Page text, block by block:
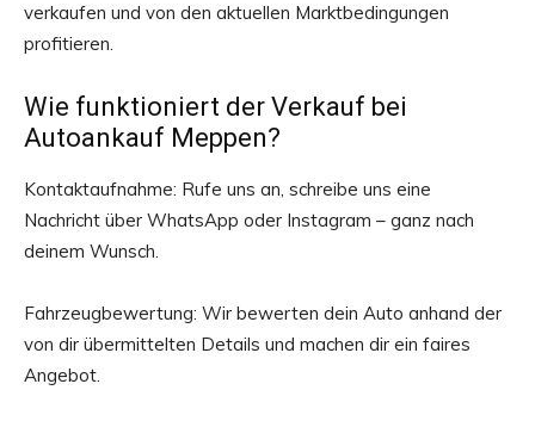
verkaufen und von den aktuellen Marktbedingungen
profitieren.
Wie funktioniert der Verkauf bei
Autoankauf Meppen?
Kontaktaufnahme: Rufe uns an, schreibe uns eine
Nachricht über WhatsApp oder Instagram – ganz nach
deinem Wunsch.
Fahrzeugbewertung: Wir bewerten dein Auto anhand der
von dir übermittelten Details und machen dir ein faires
Angebot.